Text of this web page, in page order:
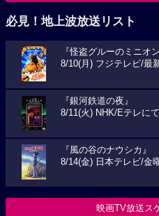
必見！地上波放送リスト
『怪盗グルーのミニオ
8/10(月) フジテレビ/最
『銀河鉄道の夜』
8/11(火) NHK/Eテレに
『風の谷のナウシカ』
8/14(金) 日本テレビ/金
映画TV放送ス